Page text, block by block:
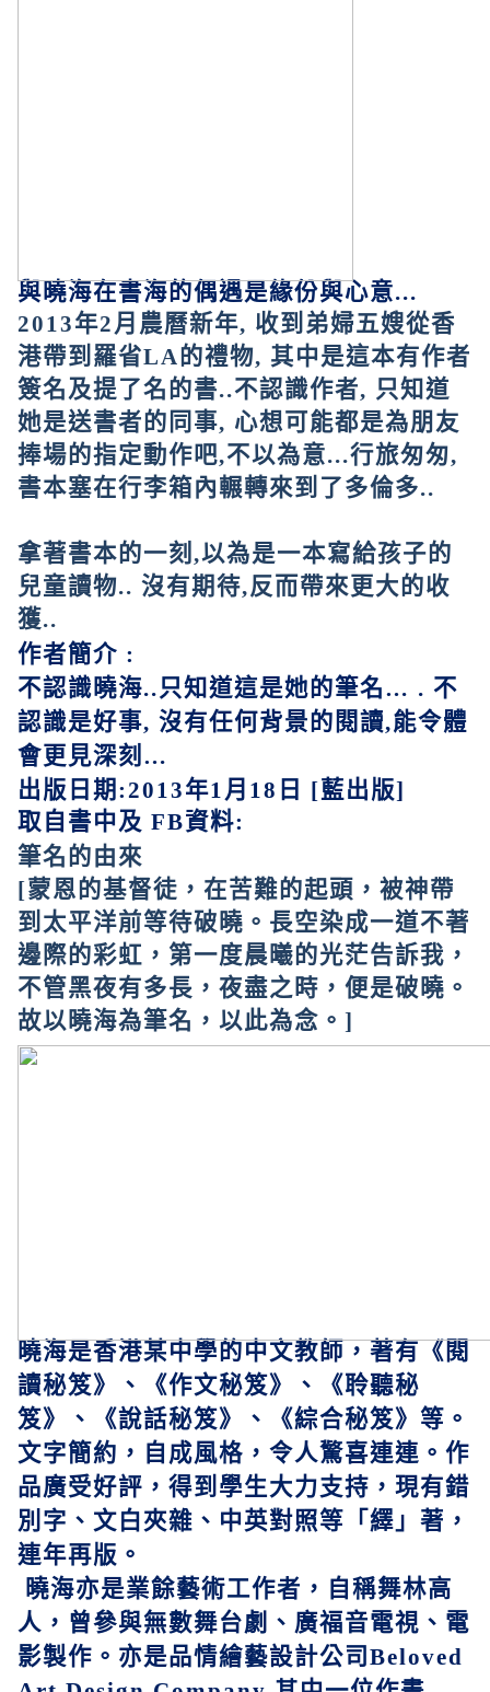
與曉海在書海的偶遇是緣份與心意...
2013年2月農曆新年, 收到弟婦五嫂從香
港帶到羅省LA的禮物, 其中是這本有作者
簽名及提了名的書..不認識作者, 只知道
她是送書者的同事, 心想可能都是為朋友
捧場的指定動作吧,不以為意...行旅匆匆,
書本塞在行李箱內輾轉來到了多倫多..
拿著書本的一刻 ,以為是一本寫給孩子的
兒童讀物.. 沒有期待,反而帶來更大的收
獲..
作者簡介 :
不認識曉海..只知道這是她的筆名… . 不
認識是好事, 沒有任何背景的閱讀,能令體
會更見深刻 …
出版日期 :2013年1月 18 日 [藍出版]
取自書中及 FB資料:
筆名的由來
[蒙恩的基督徒，在苦難的起頭，被神帶
到太平洋前等待破曉。長空染成一道不著
邊際的彩虹，第一度晨曦的光茫告訴我，
不管黑夜有多長，夜盡之時，便是破曉。
故以曉海為筆名，以此為念。 ]
曉海是香港某中學的中文教師，著有《閱
讀秘笈》、《作文秘笈》、《聆聽秘
笈》、《說話秘笈》、《綜合秘笈》等。
文字簡約，自成風格，令人驚喜連連。作
品廣受好評，得到學生大力支持，現有錯
別字、文白夾雜、中英對照等「繹」著，
連年再版。
曉海亦是業餘藝術工作者，自稱舞林高
人，曾參與無數舞台劇、廣福音電視、電
影製作。亦是品情繪藝設計公司 Beloved